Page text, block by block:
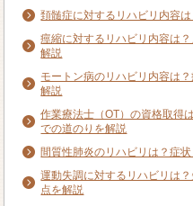
頚髄症に対するリハビリ内容
痙縮に対するリハビリ内容は
解説
モートン病のリハビリ内容は
解説
作業療法士（OT）の資格取得
での道のりを解説
間質性肺炎のリハビリは？症
運動失調に対するリハビリは
点を解説